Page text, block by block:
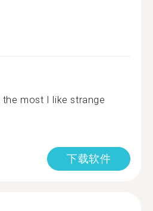
the most I like strange
下载软件